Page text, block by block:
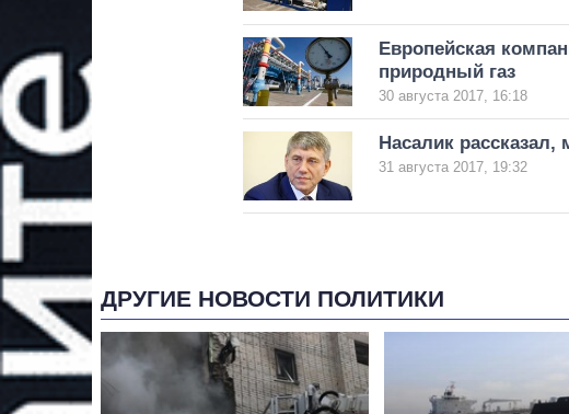
Европейская
природный газ
30 августа 2017, 16:18
Насалик рассказал,
31 августа 2017, 19:32
ДРУГИЕ НОВОСТИ ПОЛИТИКИ